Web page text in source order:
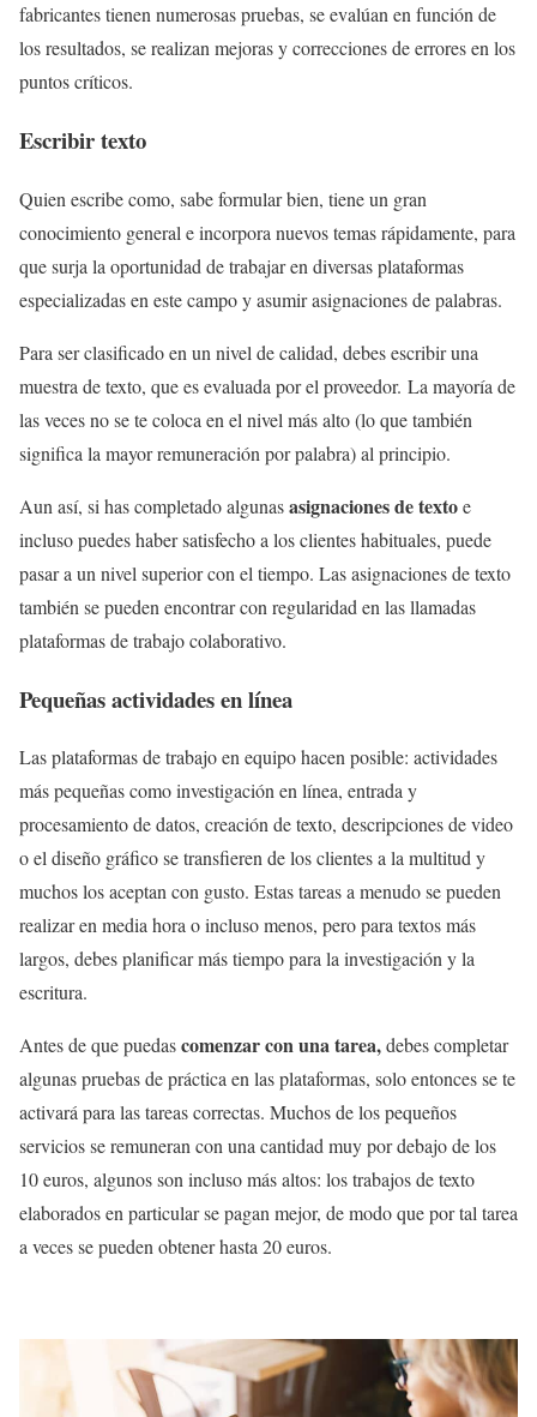
fabricantes tienen numerosas pruebas, se evalúan en función de
los resultados, se realizan mejoras y correcciones de errores en los
puntos críticos.
Escribir texto
Quien escribe como, sabe formular bien, tiene un gran
conocimiento general e incorpora nuevos temas rápidamente, para
que surja la oportunidad de trabajar en diversas plataformas
especializadas en este campo y asumir asignaciones de palabras.
Para ser clasificado en un nivel de calidad, debes escribir una
muestra de texto, que es evaluada por el proveedor. La mayoría de
las veces no se te coloca en el nivel más alto (lo que también
significa la mayor remuneración por palabra) al principio.
Aun así, si has completado algunasasignaciones de textoe
incluso puedes haber satisfecho a los clientes habituales, puede
pasar a un nivel superior con el tiempo. Las asignaciones de texto
también se pueden encontrar con regularidad en las llamadas
plataformas de trabajo colaborativo.
Pequeñas actividades en línea
Las plataformas de trabajo en equipo hacen posible: actividades
más pequeñas como investigación en línea, entrada y
procesamiento de datos, creación de texto, descripciones de video
o el diseño gráfico se transfieren de los clientes a la multitud y
muchos los aceptan con gusto. Estas tareas a menudo se pueden
realizar en media hora o incluso menos, pero para textos más
largos, debes planificar más tiempo para la investigación y la
escritura.
Antes de que puedascomenzar con una tarea,debes completar
algunas pruebas de práctica en las plataformas, solo entonces se te
activará para las tareas correctas. Muchos de los pequeños
servicios se remuneran con una cantidad muy por debajo de los
10 euros, algunos son incluso más altos: los trabajos de texto
elaborados en particular se pagan mejor, de modo que por tal tarea
a veces se pueden obtener hasta 20 euros.